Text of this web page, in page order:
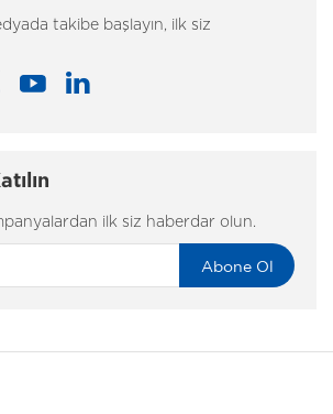
takibe başlayın, ilk siz
ilk siz haberdar olun.
Abone Ol